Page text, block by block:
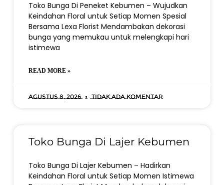
Toko Bunga Di Peneket Kebumen – Wujudkan
Keindahan Floral untuk Setiap Momen Spesial
Bersama Lexa Florist Mendambakan dekorasi
bunga yang memukau untuk melengkapi hari
istimewa
READ MORE »
Agustus 8, 2026 Tidak ada komentar
Toko Bunga Di Lajer Kebumen
Toko Bunga Di Lajer Kebumen – Hadirkan
Keindahan Floral untuk Setiap Momen Istimewa